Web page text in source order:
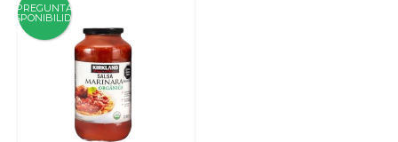
PREGUNTA
DISPONIBILIDAD